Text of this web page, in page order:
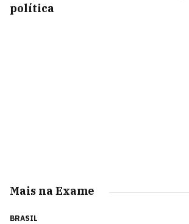
política
Mais na Exame
BRASIL